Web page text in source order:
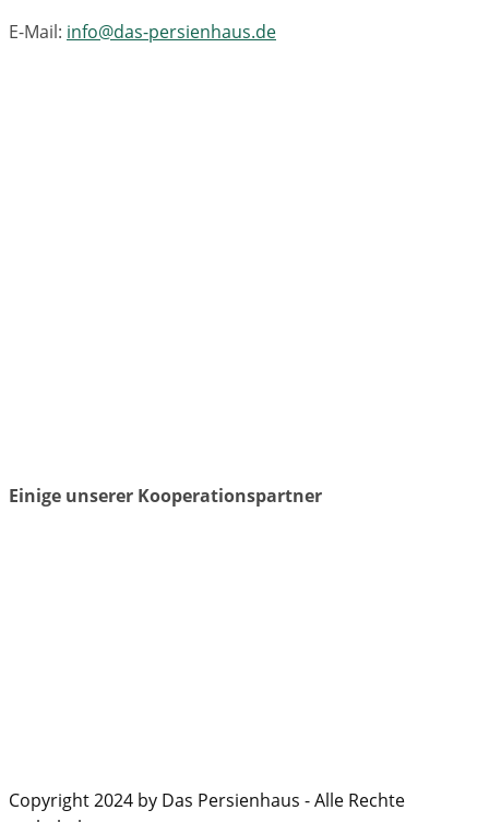
E-Mail: info@das-persienhaus.de
Einige unserer Kooperationspartner
Copyright 2024 by Das Persienhaus - Alle Rechte